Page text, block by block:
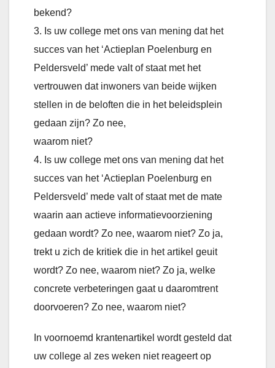
bekend?
3. Is uw college met ons van mening dat het
succes van het ‘Actieplan Poelenburg en
Peldersveld’ mede valt of staat met het
vertrouwen dat inwoners van beide wijken
stellen in de beloften die in het beleidsplein
gedaan zijn? Zo nee,
waarom niet?
4. Is uw college met ons van mening dat het
succes van het ‘Actieplan Poelenburg en
Peldersveld’ mede valt of staat met de mate
waarin aan actieve informatievoorziening
gedaan wordt? Zo nee, waarom niet? Zo ja,
trekt u zich de kritiek die in het artikel geuit
wordt? Zo nee, waarom niet? Zo ja, welke
concrete verbeteringen gaat u daaromtrent
doorvoeren? Zo nee, waarom niet?
In voornoemd krantenartikel wordt gesteld dat
uw college al zes weken niet reageert op